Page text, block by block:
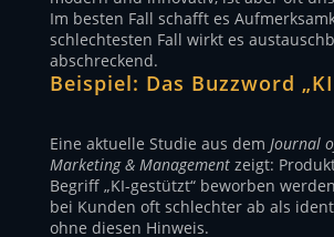
Im besten Fall schafft es
schlechtesten Fall wirkt es
abschreckend.
Beispiel: Das Buzzword
Eine aktuelle Studie aus dem Journal
Marketing & Managementzeigt:
Begriff „KI-gestützt“ beworben
bei Kunden oft schlechter ab als
ohne diesen Hinweis.